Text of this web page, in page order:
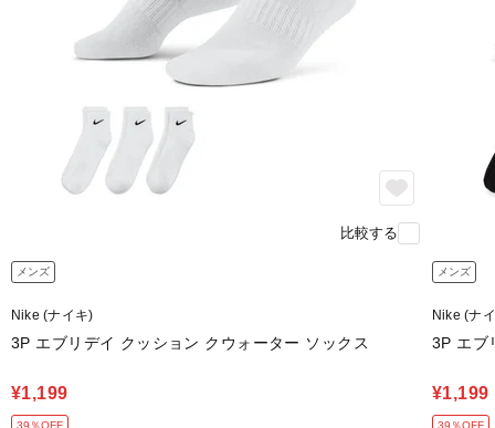
比較する
メンズ
Nike (ナイキ)
3P エブリデイ クッション クウォーター ソックス
¥1,199
39％OFF
メンズ
Nike (ナ
3P エブ
¥1,199
39％OFF